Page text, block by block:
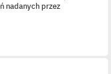
nadanych przez